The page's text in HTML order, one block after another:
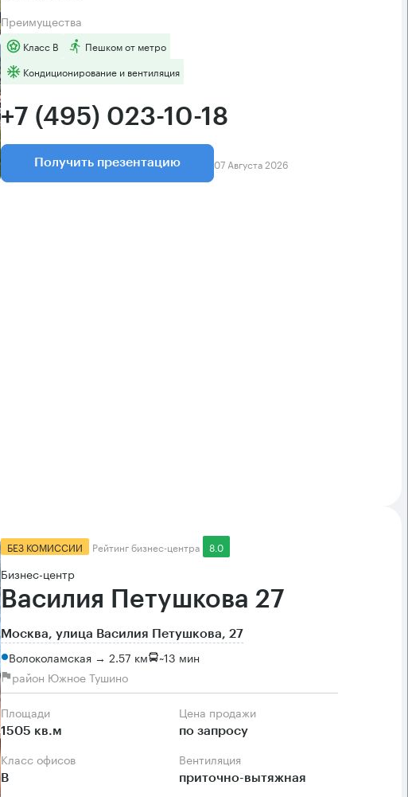
Преимущества
Класс B
Пешком от метро
Кондиционирование и вентиляция
+7 (495) 023-10-18
Получить презентацию 07 Августа 2026
БЕЗ КОМИССИИ Рейтинг бизнес-центра 8.0
Бизнес-центр
Василия Петушкова 27
Москва, улица Василия Петушкова, 27
Волоколамская → 2.57 км ~13 мин
район Южное Тушино
Площади
1505 кв.м
Цена продажи
по запросу
Класс офисов
B
Вентиляция
приточно-вытяжная